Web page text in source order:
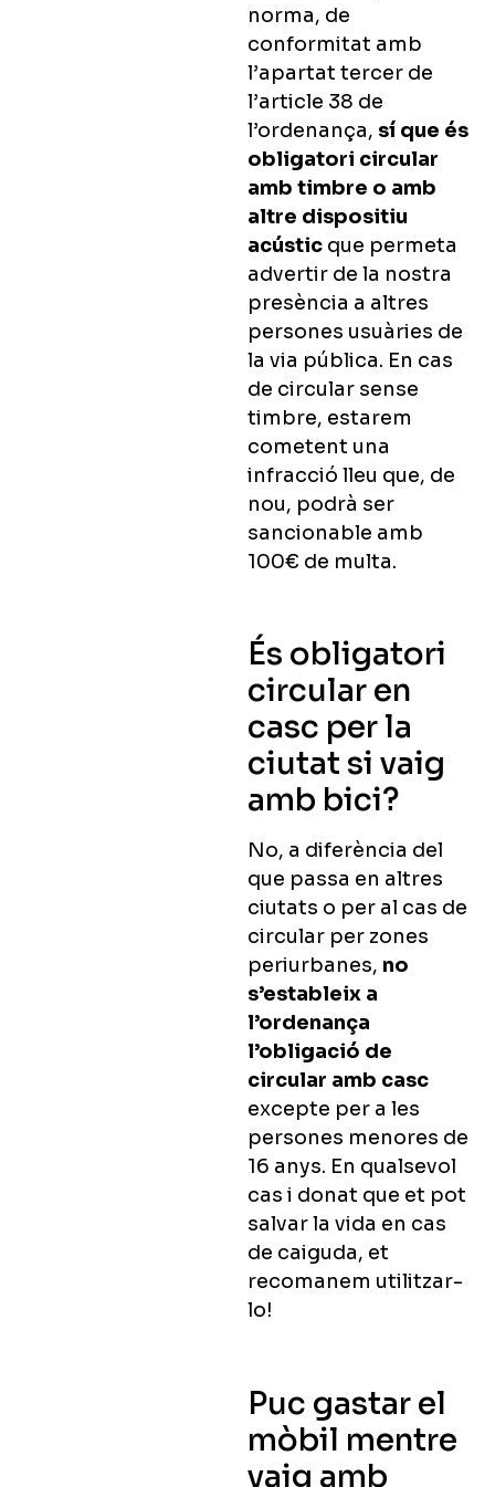
norma, de
conformitat amb
l’apartat tercer de
l’article 38 de
l’ordenança, sí que és
obligatori circular
amb timbre o amb
altre dispositiu
acústic que permeta
advertir de la nostra
presència a altres
persones usuàries de
la via pública. En cas
de circular sense
timbre, estarem
cometent una
infracció lleu que, de
nou, podrà ser
sancionable amb
100€ de multa.
És obligatori
circular en
casc per la
ciutat si vaig
amb bici?
No, a diferència del
que passa en altres
ciutats o per al cas de
circular per zones
periurbanes, no
s’estableix a
l’ordenança
l’obligació de
circular amb casc
excepte per a les
persones menores de
16 anys. En qualsevol
cas i donat que et pot
salvar la vida en cas
de caiguda, et
recomanem utilitzar-
lo!
Puc gastar el
mòbil mentre
vaig amb